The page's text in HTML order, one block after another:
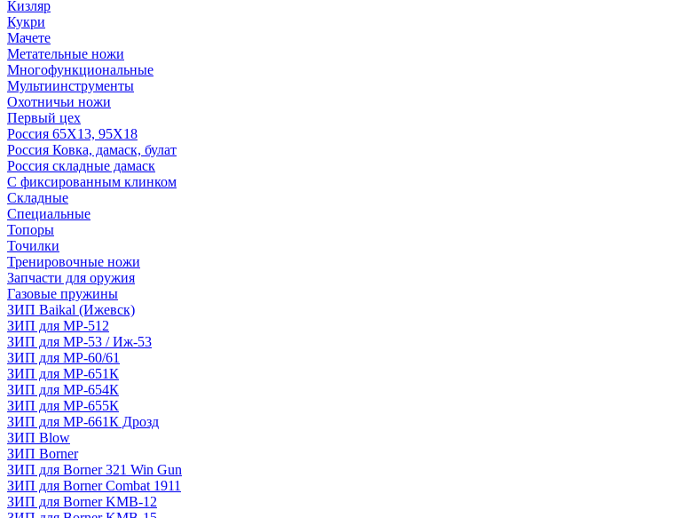
Кизляр
Кукри
Мачете
Метательные ножи
Многофункциональные
Мультиинструменты
Охотничьи ножи
Первый цех
Россия 65Х13, 95Х18
Россия Ковка, дамаск, булат
Россия складные дамаск
С фиксированным клинком
Складные
Специальные
Топоры
Точилки
Тренировочные ножи
Запчасти для оружия
Газовые пружины
ЗИП Baikal (Ижевск)
ЗИП для МР-512
ЗИП для МР-53 / Иж-53
ЗИП для МР-60/61
ЗИП для МР-651К
ЗИП для МР-654К
ЗИП для МР-655К
ЗИП для МР-661К Дрозд
ЗИП Blow
ЗИП Borner
ЗИП для Borner 321 Win Gun
ЗИП для Borner Combat 1911
ЗИП для Borner KMB-12